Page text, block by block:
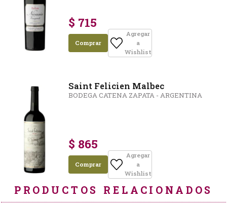
$ 715
Comprar
Agregar
a
Wishlist
Saint Felicien Malbec
BODEGA CATENA ZAPATA - ARGENTINA
$ 865
Comprar
Agregar
a
Wishlist
PRODUCTOS RELACIONADOS